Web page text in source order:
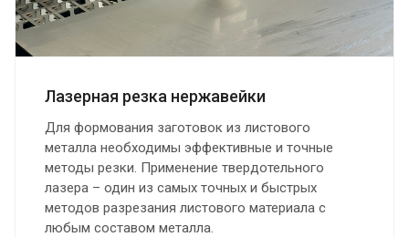
Лазерная резка нержавейки
Для формования заготовок из листового
металла необходимы эффективные и точные
методы резки. Применение твердотельного
лазера – один из самых точных и быстрых
методов разрезания листового материала с
любым составом металла.